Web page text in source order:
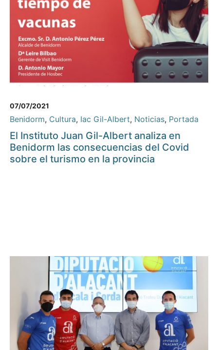
07/07/2021
Benidorm, Cultura, Iac Gil-Albert, Noticias, Portada
El Instituto Juan Gil-Albert analiza en
Benidorm las consecuencias del Covid
sobre el turismo en la provincia